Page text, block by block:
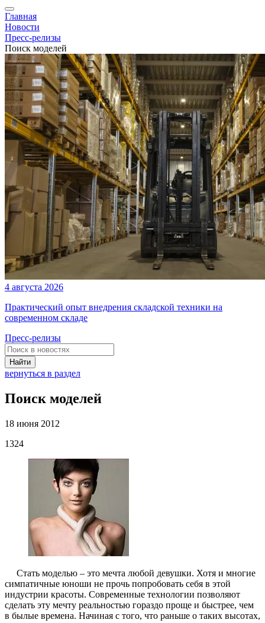
Главная
Новости
Пресс-релизы
Поиск моделей
4 августа 2026
Практический опыт внедрения складской техники на
современном складе
Пресс-релизы
Найти
вернуться в раздел
Поиск моделей
18 июня 2012
1324
Стать моделью – это мечта любой девушки. Хотя и многие
симпатичные юноши не прочь попробовать себя в этой
индустрии красоты. Современные технологии позволяют
сделать эту мечту реальностью гораздо проще и быстрее, чем
в былые времена. Начиная с того, что раньше о таких высотах,